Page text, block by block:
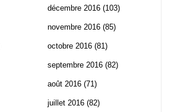
décembre 2016 (103)
novembre 2016 (85)
octobre 2016 (81)
septembre 2016 (82)
août 2016 (71)
juillet 2016 (82)